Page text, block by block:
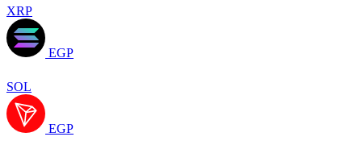
XRP
EGP
SOL
EGP